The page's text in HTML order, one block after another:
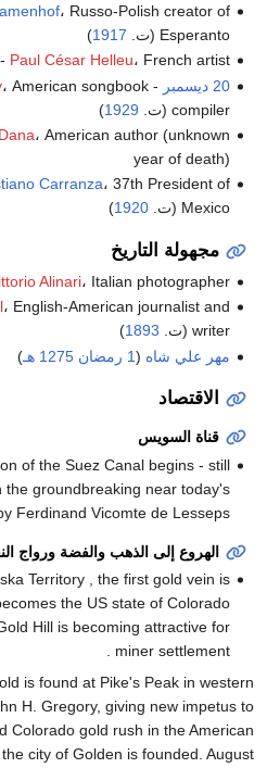
، Russo-Polish creator of
Esperanto (ت.
1917
)
- Paul César Helleu، French artist (ت.
20 ديسمبر
-، American songbook
compiler (ت.
1929
)
، American author (unknown
year of death)
Carranza، 37th President of
Mexico (ت.
1920
)
مجهولة التاريخ
Alinari، Italian photographer (ت.
، English-American journalist and
writer (ت.
1893
)
مهر علي شاه (1 رمضان 1275 هـ )
الاقتصاد
قناة السويس
of the Suez Canal begins - still
the groundbreaking near today's
Ferdinand Vicomte de Lesseps .
الهروع إلى الذهب والفضة ورواج
Territory , the first gold vein is
the US state of Colorado
Hill is becoming attractive for
miner settlement .
is found at Pike's Peak in western
H. Gregory, giving new impetus to
Colorado gold rush in the American
city of Golden is founded. August